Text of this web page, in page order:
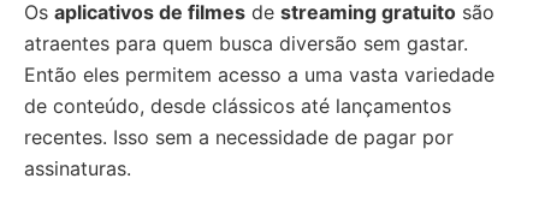
Os aplicativos de filmes de streaming gratuito são
atraentes para quem busca diversão sem gastar.
Então eles permitem acesso a uma vasta variedade
de conteúdo, desde clássicos até lançamentos
recentes. Isso sem a necessidade de pagar por
assinaturas.